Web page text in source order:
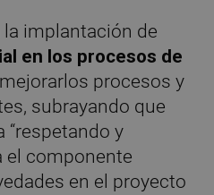
la implantación de
en los procesos de
procesos y
subrayando que
“respetando y
el componente
en el proyecto